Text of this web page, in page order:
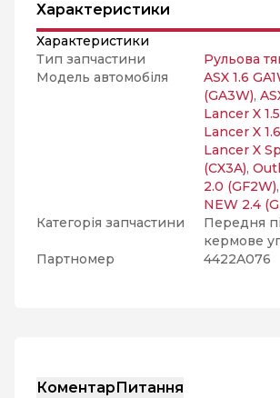
Характеристики
Характеристики
Тип запчастини
Рульова
Модель автомобіля
ASX 1.6
(GA3W),
Lancer X
Lancer X
Lancer X
(CX3A),
2.0 (GF2W),
NEW 2.4
Категорія запчастини
Передня
кермове
Партномер
4422A076
КоментарПитання